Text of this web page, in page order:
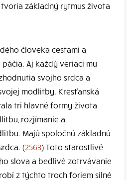
základný rytmus života
človeka cestami a
páčia. Aj každý veriaci mu
svojho srdca a
modlitby. Kresťanská
tri hlavné formy života
rozjímanie a
Majú spoločnú základnú
(2563) Toto starostlivé
slova a bedlivé zotrvávanie
z týchto troch foriem silné